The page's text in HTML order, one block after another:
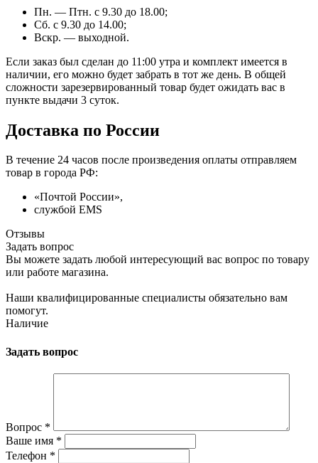
Пн. — Птн. с 9.30 до 18.00;
Сб. с 9.30 до 14.00;
Вскр. — выходной.
Если заказ был сделан до 11:00 утра и комплект имеется в
наличии, его можно будет забрать в тот же день. В общей
сложности зарезервированный товар будет ожидать вас в
пункте выдачи 3 суток.
Доставка по России
В течение 24 часов после произведения оплаты отправляем
товар в города РФ:
«Почтой России»,
службой EMS
Отзывы
Задать вопрос
Вы можете задать любой интересующий вас вопрос по товару
или работе магазина.
Наши квалифицированные специалисты обязательно вам
помогут.
Наличие
Задать вопрос
Вопрос *
Ваше имя *
Телефон *